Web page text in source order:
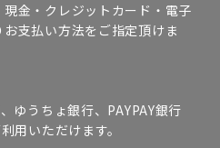
金・クレジットカード・電子
支払い方法をご指定頂けま
ゆうちょ銀行、PAYPAY銀行
用いただけます。